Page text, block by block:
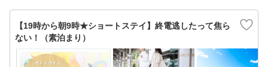
【19時から朝9時★ショートステイ】終電逃したって焦ら
ない！（素泊まり）